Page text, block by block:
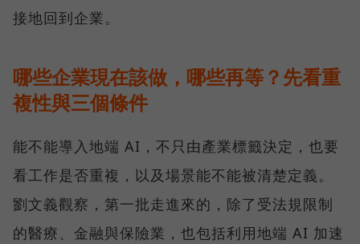
接地回到企業。
哪些企業現在該做，哪些再等？先看重
複性與三個條件
能不能導入地端 AI，不只由產業標籤決定，也要
看工作是否重複，以及場景能不能被清楚定義。
劉文義觀察，第一批走進來的，除了受法規限制
的醫療、金融與保險業，也包括利用地端 AI 加速